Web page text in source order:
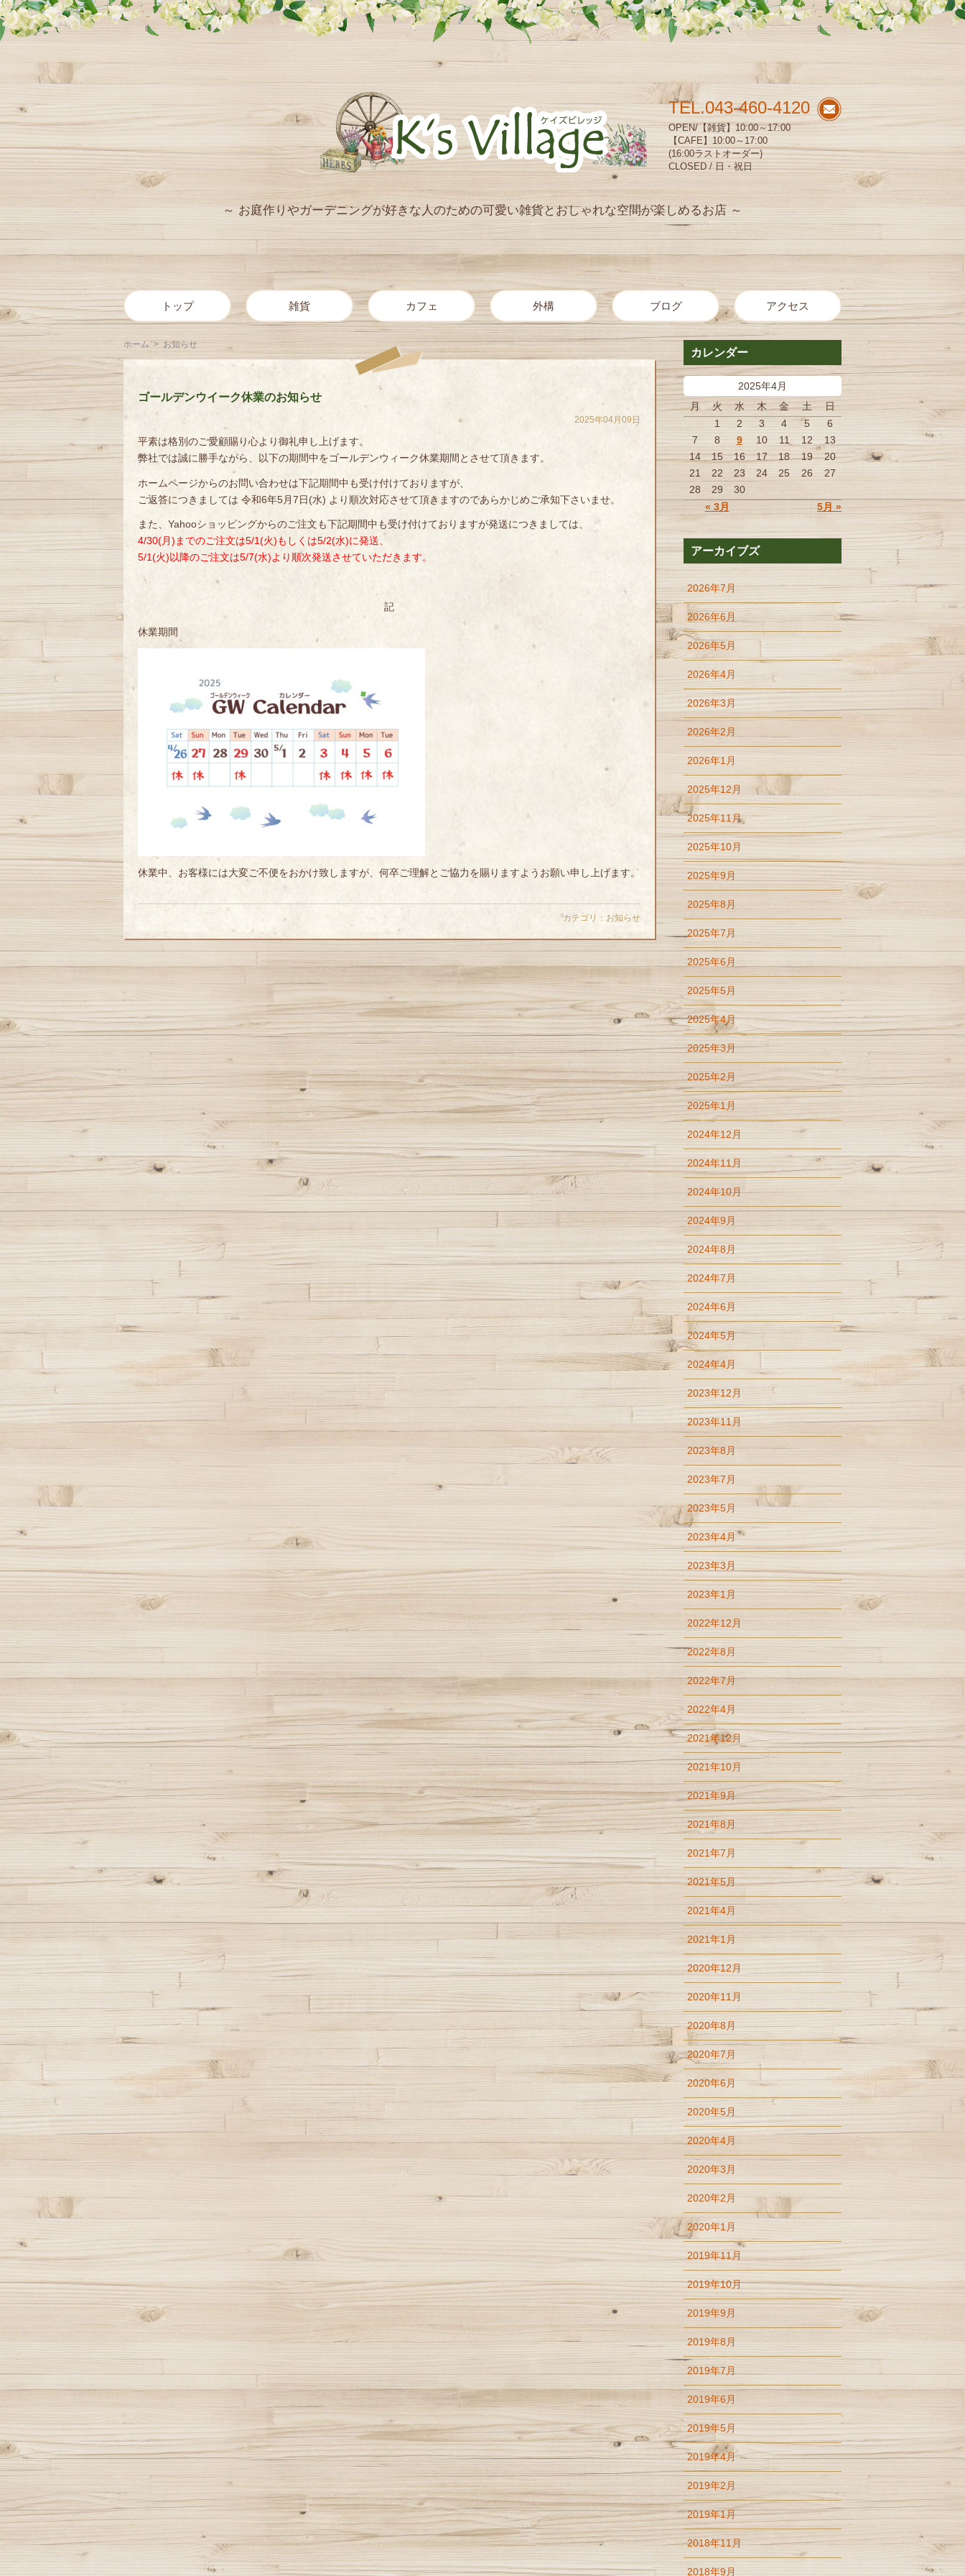
～ お庭作りやガーデニングが好きな人のための可愛い雑貨とおしゃれな空間が楽しめるお店 ～
TEL.043-460-4120
OPEN/【雑貨】10:00～17:00
【CAFE】10:00～17:00
(16:00ラストオーダー)
CLOSED / 日・祝日
トップ 雑貨 カフェ 外構 ブログ アクセス
ホーム > お知らせ
ゴールデンウイーク休業のお知らせ
2025年04月09日
平素は格別のご愛顧賜り心より御礼申し上げます。
弊社では誠に勝手ながら、以下の期間中をゴールデンウィーク休業期間とさせて頂きます。
ホームページからのお問い合わせは下記期間中も受け付けておりますが、
ご返答につきましては 令和6年5月7日(水) より順次対応させて頂きますのであらかじめご承知下さいませ。
また、Yahooショッピングからのご注文も下記期間中も受け付けておりますが発送につきましては、
4/30(月)までのご注文は5/1(火)もしくは5/2(水)に発送、
5/1(火)以降のご注文は5/7(水)より順次発送させていただきます。
記
休業期間
休業中、お客様には大変ご不便をおかけ致しますが、何卒ご理解とご協力を賜りますようお願い申し上げます。
カテゴリ： お知らせ
カレンダー
2025年4月
月
火 水 木 金 土 日
« 3月 5月 »
1 2 3 4 5
6
7
8 9 10 11 12
13
14
15 16 17 18 19
20
21
22 23 24 25 26
27
28
29 30
アーカイブズ
2026年7月
2026年6月
2026年5月
2026年4月
2026年3月
2026年2月
2026年1月
2025年12月
2025年11月
2025年10月
2025年9月
2025年8月
2025年7月
2025年6月
2025年5月
2025年4月
2025年3月
2025年2月
2025年1月
2024年12月
2024年11月
2024年10月
2024年9月
2024年8月
2024年7月
2024年6月
2024年5月
2024年4月
2023年12月
2023年11月
2023年8月
2023年7月
2023年5月
2023年4月
2023年3月
2023年1月
2022年12月
2022年8月
2022年7月
2022年4月
2021年12月
2021年10月
2021年9月
2021年8月
2021年7月
2021年5月
2021年4月
2021年1月
2020年12月
2020年11月
2020年8月
2020年7月
2020年6月
2020年5月
2020年4月
2020年3月
2020年2月
2020年1月
2019年11月
2019年10月
2019年9月
2019年8月
2019年7月
2019年6月
2019年5月
2019年4月
2019年2月
2019年1月
2018年11月
2018年9月